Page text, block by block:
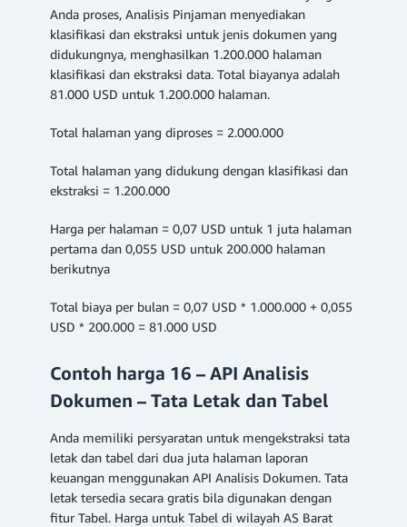
Anda proses, Analisis Pinjaman menyediakan
klasifikasi dan ekstraksi untuk jenis dokumen yang
didukungnya, menghasilkan 1.200.000 halaman
klasifikasi dan ekstraksi data. Total biayanya adalah
81.000 USD untuk 1.200.000 halaman.
Total halaman yang diproses = 2.000.000
Total halaman yang didukung dengan klasifikasi dan
ekstraksi = 1.200.000
Harga per halaman = 0,07 USD untuk 1 juta halaman
pertama dan 0,055 USD untuk 200.000 halaman
berikutnya
Total biaya per bulan = 0,07 USD * 1.000.000 + 0,055
USD * 200.000 = 81.000 USD
Contoh harga 16 – API Analisis
Dokumen – Tata Letak dan Tabel
Anda memiliki persyaratan untuk mengekstraksi tata
letak dan tabel dari dua juta halaman laporan
keuangan menggunakan API Analisis Dokumen. Tata
letak tersedia secara gratis bila digunakan dengan
fitur Tabel. Harga untuk Tabel di wilayah AS Barat